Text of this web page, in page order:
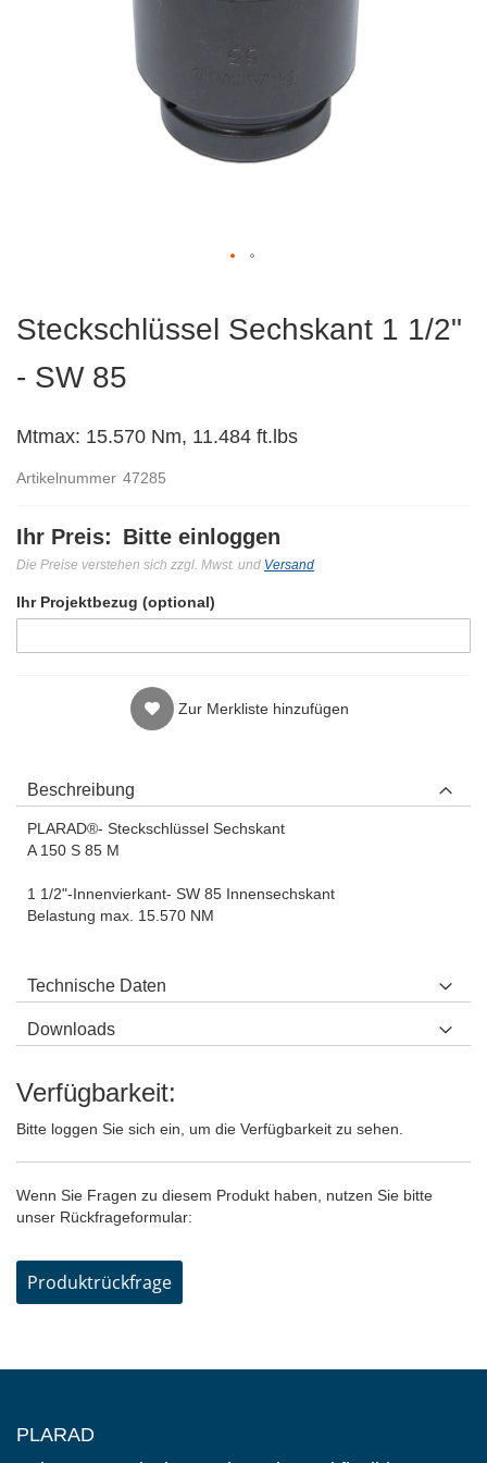
der
springen
Steckschlüssel Sechskant 1 1/2"
- SW 85
Mtmax: 15.570 Nm, 11.484 ft.lbs
Artikelnummer 47285
Ihr Preis: Bitte einloggen
Die Preise verstehen sich zzgl. Mwst. und Versand
Ihr Projektbezug (optional)
Zur Merkliste hinzufügen
Verfügbarkeit:
Bitte loggen Sie sich ein, um die Verfügbarkeit zu sehen.
Wenn Sie Fragen zu diesem Produkt haben, nutzen Sie bitte
unser Rückfrageformular:
Produktrückfrage
Beschreibung
PLARAD®- Steckschlüssel Sechskant
A 150 S 85 M
1 1/2"-Innenvierkant- SW 85 Innensechskant
Belastung max. 15.570 NM
Technische Daten
Downloads
PLARAD